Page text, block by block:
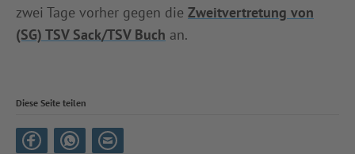
zwei Tage vorher gegen die Zweitvertretung von
(SG) TSV Sack/TSV Buch an.
Diese Seite teilen